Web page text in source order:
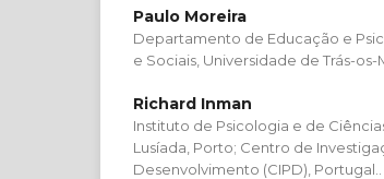
Paulo Moreira
Departamento de Educação e
e Sociais, Universidade de Trás-
Richard Inman
Instituto de Psicologia e de
Lusíada, Porto; Centro de
Desenvolvimento (CIPD), Portugal..